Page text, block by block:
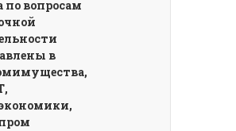
по вопросам
в